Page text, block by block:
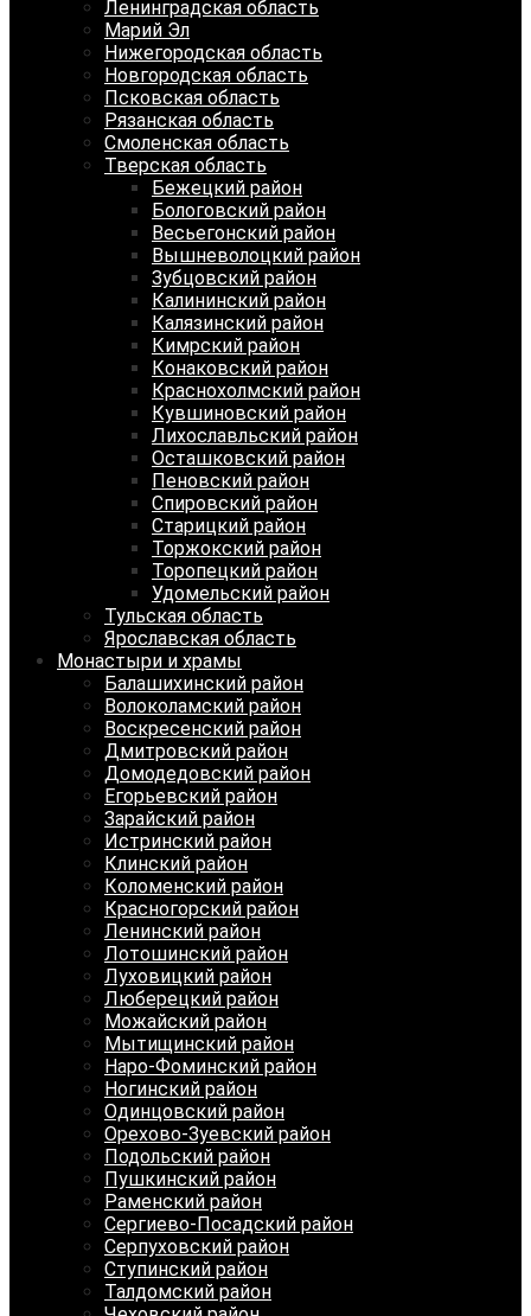
Ленинградская область
Марий Эл
Нижегородская область
Новгородская область
Псковская область
Рязанская область
Смоленская область
Тверская область
Бежецкий район
Бологовский район
Весьегонский район
Вышневолоцкий район
Зубцовский район
Калининский район
Калязинский район
Кимрский район
Конаковский район
Краснохолмский район
Кувшиновский район
Лихославльский район
Осташковский район
Пеновский район
Спировский район
Старицкий район
Торжокский район
Торопецкий район
Удомельский район
Тульская область
Ярославская область
Монастыри и храмы
Балашихинский район
Волоколамский район
Воскресенский район
Дмитровский район
Домодедовский район
Егорьевский район
Зарайский район
Истринский район
Клинский район
Коломенский район
Красногорский район
Ленинский район
Лотошинский район
Луховицкий район
Люберецкий район
Можайский район
Мытищинский район
Наро-Фоминский район
Ногинский район
Одинцовский район
Орехово-Зуевский район
Подольский район
Пушкинский район
Раменский район
Сергиево-Посадский район
Серпуховский район
Ступинский район
Талдомский район